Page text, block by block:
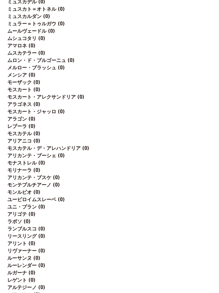
ミュスカデル (0)
ミュスカト＝オトネル (0)
ミュスカルダン (0)
ミュラー＝トゥルガウ (0)
ムールヴェードル (0)
ムシュコタリ (0)
アマロネ (0)
ムスカテラー (0)
ムロン・ド・ブルゴーニュ (0)
メルロー・ブラッシュ (0)
メンシア (0)
モーザック (0)
モスカート (0)
モスカート・アレクサンドリア (0)
アラゴネス (0)
モスカート・ジャッロ (0)
アラゴン (0)
レブーラ (0)
モスカテル (0)
アリアニコ (0)
モスカテル・デ・アレハンドリア (0)
アリカンテ・ブーシェ (0)
モナストレル (0)
モリナーラ (0)
アリカンテ・ブスケ (0)
モンテプルチアーノ (0)
モンルビオ (0)
ユービロイムスレーベ (0)
ユニ・ブラン (0)
アリゴテ (0)
ラボソ (0)
ランブルスコ (0)
リースリング (0)
アリント (0)
リヴァーナー (0)
ルーサンヌ (0)
ルーレンダー (0)
ルガーナ (0)
レゲント (0)
アルテジーノ (0)